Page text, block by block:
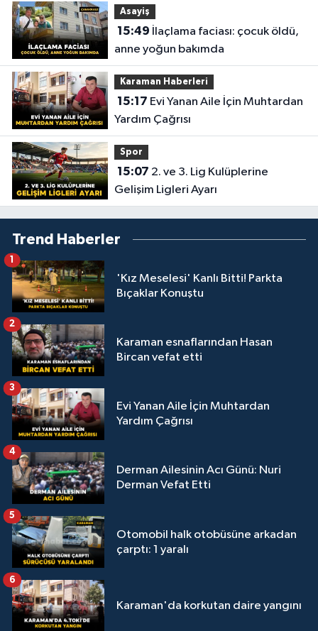
Asayiş
15:49
anne yoğun bakımda
Karaman Haberleri
15:17
Yardım Çağrısı
Spor
15:07
Gelişim Ligleri Ayarı
Trend Haberler
'Kız Meselesi' Kanlı Bitti! Parkta
Bıçaklar Konuştu
1
Karaman esnaflarından Hasan
Bircan vefat etti
2
Evi Yanan Aile İçin Muhtardan
Yardım Çağrısı
3
Derman Ailesinin Acı Günü: Nuri
Derman Vefat Etti
4
Otomobil halk otobüsüne arkadan
çarptı: 1 yaralı
5
Karaman'da korkutan daire yangını
6